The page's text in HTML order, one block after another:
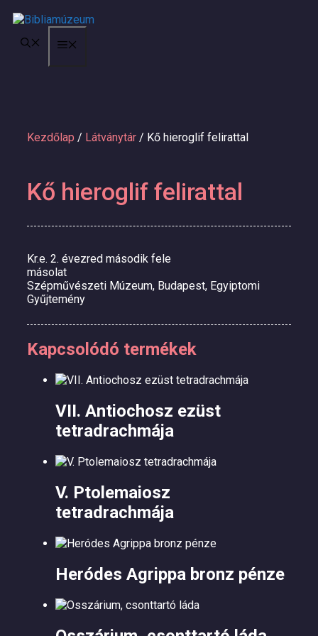
Kilépés
tartalomba
Kezdőlap / Látványtár / Kő hieroglif felirattal
Kő hieroglif felirattal
Kr.e. 2. évezred második fele
másolat
Szépművészeti Múzeum, Budapest, Egyiptomi
Gyűjtemény
Kapcsolódó termékek
VII. Antiochosz ezüst
tetradrachmája
V. Ptolemaiosz
tetradrachmája
Heródes Agrippa bronz pénze